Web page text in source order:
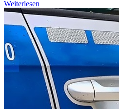
Weiterlesen